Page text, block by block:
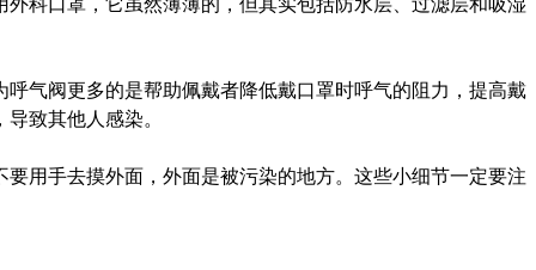
外科口罩，它虽然薄薄的，但其实包括防水层、过滤层和吸湿
呼气阀更多的是帮助佩戴者降低戴口罩时呼气的阻力，提高戴
致其他人感染。
要用手去摸外面，外面是被污染的地方。这些小细节一定要注